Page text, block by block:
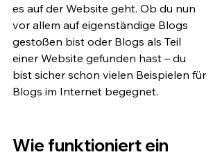
es auf der Website geht. Ob du nun
vor allem auf eigenständige Blogs
gestoßen bist oder Blogs als Teil
einer Website gefunden hast – du
bist sicher schon vielen Beispielen für
Blogs im Internet begegnet.
Wie funktioniert ein